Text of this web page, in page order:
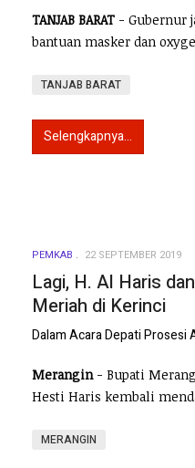
TANJAB BARAT - Gubernur
bantuan masker dan
TANJAB BARAT
Selengkapnya...
PEMKAB 22 SEPTEMBER 2019
Lagi, H. Al Haris
Meriah di Kerinci
Dalam Acara Depati Prosesi
Merangin- Bupati
Hesti Haris kembali
MERANGIN